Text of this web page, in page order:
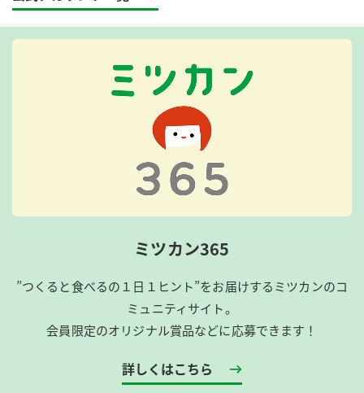
ミツカン365
”つくると食べるの１日１ヒント”をお届けするミツカンのコ
ミュニティサイト。
会員限定のオリジナル賞品などに応募できます！
詳しくはこちら